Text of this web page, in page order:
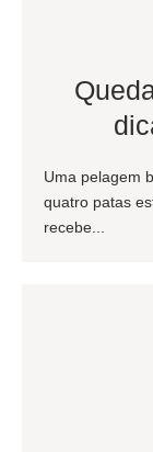
Uma pelagem
quatro patas
recebe...